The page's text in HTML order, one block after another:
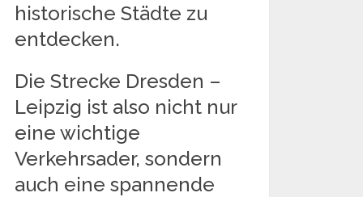
historische Städte zu
entdecken.
Die Strecke Dresden –
Leipzig ist also nicht nur
eine wichtige
Verkehrsader, sondern
auch eine spannende